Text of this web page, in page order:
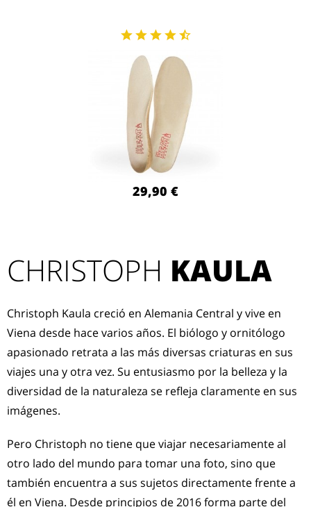
29,90 €
CHRISTOPH KAULA
Christoph Kaula creció en Alemania Central y vive en
Viena desde hace varios años. El biólogo y ornitólogo
apasionado retrata a las más diversas criaturas en sus
viajes una y otra vez. Su entusiasmo por la belleza y la
diversidad de la naturaleza se refleja claramente en sus
imágenes.
Pero Christoph no tiene que viajar necesariamente al
otro lado del mundo para tomar una foto, sino que
también encuentra a sus sujetos directamente frente a
él en Viena. Desde principios de 2016 forma parte del